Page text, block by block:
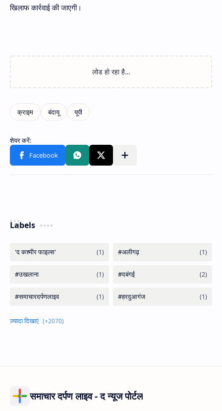
खिलाफ कार्रवाई की जाएगी।
Labels
समाचार दर्पण लाइव - द न्यूज पोर्टल